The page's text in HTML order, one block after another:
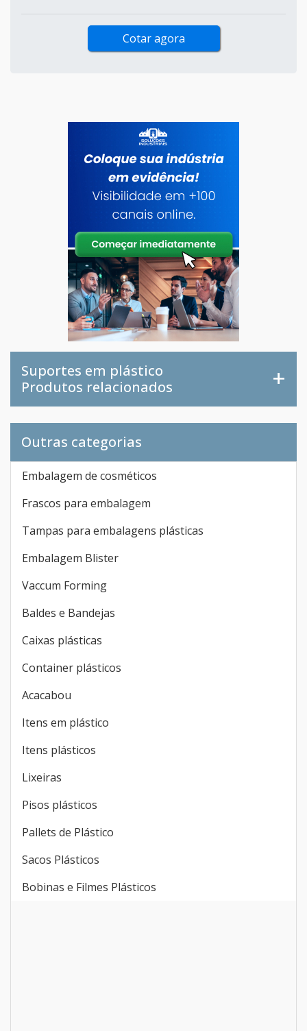
Cotar agora
Suportes em plástico
Produtos relacionados
Outras categorias
Embalagem de cosméticos
Frascos para embalagem
Tampas para embalagens plásticas
Embalagem Blister
Vaccum Forming
Baldes e Bandejas
Caixas plásticas
Container plásticos
Acacabou
Itens em plástico
Itens plásticos
Lixeiras
Pisos plásticos
Pallets de Plástico
Sacos Plásticos
Bobinas e Filmes Plásticos